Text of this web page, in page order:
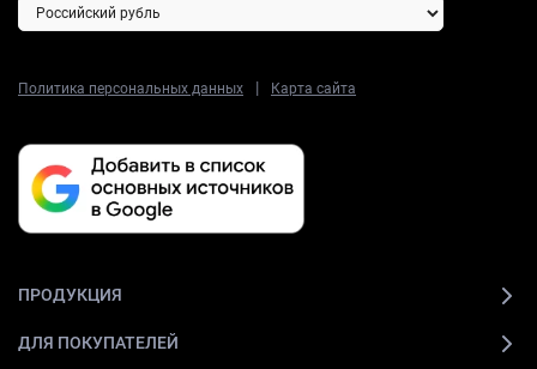
Политика персональных данных | Карта сайта
ПРОДУКЦИЯ
ДЛЯ ПОКУПАТЕЛЕЙ